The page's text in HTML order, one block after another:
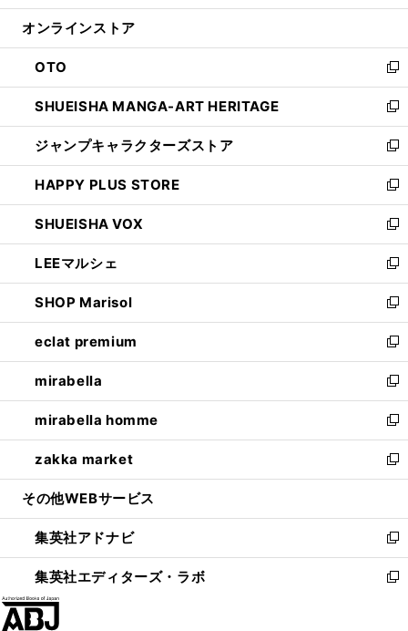
開
ン
ウ
で
開
く
ウ
ン
ド
ウ
で
開
く
オンラインストア
OTO
新
し
い
ウ
ィ
ン
ド
ウ
で
開
く
SHUEISHA MANGA-ART HERITAGE
新
し
い
ウ
ィ
ン
ド
ウ
で
開
く
ジャンプキャラクターズストア
新
し
い
ウ
ィ
ン
ド
ウ
で
開
く
HAPPY PLUS STORE
新
し
い
ウ
ィ
ン
ド
ウ
で
開
く
SHUEISHA VOX
新
し
い
ウ
ィ
ン
ド
ウ
で
開
く
LEEマルシェ
新
し
い
ウ
ィ
ン
ド
ウ
で
開
く
SHOP Marisol
新
し
い
ウ
ィ
ン
ド
ウ
で
開
eclat premium
新
し
い
ウ
ィ
ン
ド
ウ
開
く
mirabella
新
し
い
ウ
ィ
ン
ウ
で
開
く
mirabella homme
新
し
い
ウ
ン
ド
ウ
で
zakka market
新
し
ウ
ィ
ン
ド
その他WEBサービス
集英社アドナビ
新
し
い
集英社エディターズ・ラボ
新